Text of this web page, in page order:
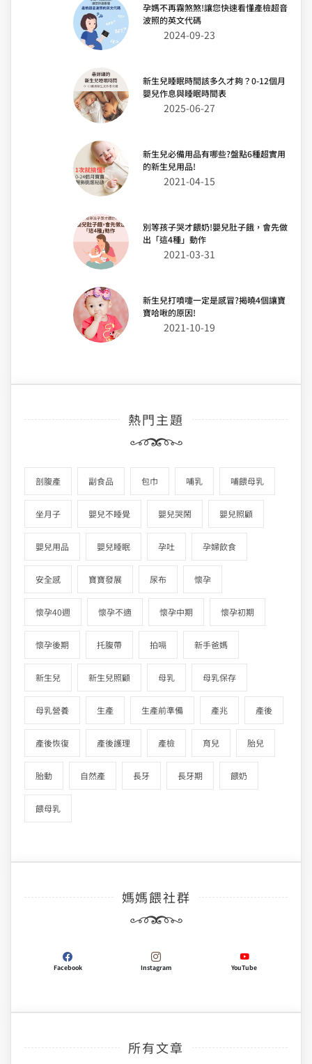
孕媽不再霧煞煞!讓您快速看懂產檢超音
波照的英文代碼
2024-09-23
新生兒睡眠時間該多久才夠？0-12個月
嬰兒作息與睡眠時間表
2025-06-27
新生兒必備用品有哪些?盤點6種超實用
的新生兒用品!
2021-04-15
別等孩子哭才餵奶!嬰兒肚子餓，會先做
出「這4種」動作
2021-03-31
新生兒打噴嚏一定是感冒?揭曉4個讓寶
寶哈啾的原因!
2021-10-19
熱門主題
剖腹產 副食品 包巾 哺乳 哺餵母乳
坐月子 嬰兒不睡覺 嬰兒哭鬧 嬰兒照顧
嬰兒用品 嬰兒睡眠 孕吐 孕婦飲食
安全感 寶寶發展 尿布 懷孕
懷孕40週 懷孕不適 懷孕中期 懷孕初期
懷孕後期 托腹帶 拍嗝 新手爸媽
新生兒 新生兒照顧 母乳 母乳保存
母乳營養 生產 生產前準備 產兆 產後
產後恢復 產後護理 產檢 育兒 胎兒
胎動 自然產 長牙 長牙期 餵奶
餵母乳
媽媽餵社群
Facebook Instagram YouTube
所有文章